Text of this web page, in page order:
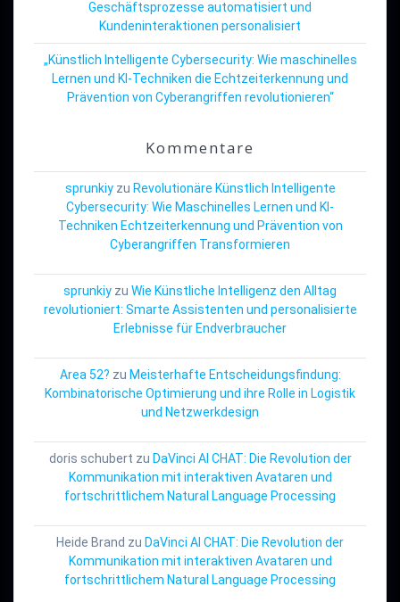
Geschäftsprozesse automatisiert und
Kundeninteraktionen personalisiert
„Künstlich Intelligente Cybersecurity: Wie maschinelles
Lernen und KI-Techniken die Echtzeiterkennung und
Prävention von Cyberangriffen revolutionieren“
Kommentare
sprunkiyzu Revolutionäre Künstlich Intelligente
Cybersecurity: Wie Maschinelles Lernen und KI-
Techniken Echtzeiterkennung und Prävention von
Cyberangriffen Transformieren
sprunkiy zu Wie Künstliche Intelligenz den Alltag
revolutioniert: Smarte Assistenten und personalisierte
Erlebnisse für Endverbraucher
Area 52? zu Meisterhafte Entscheidungsfindung:
Kombinatorische Optimierung und ihre Rolle in Logistik
und Netzwerkdesign
doris schubert zu DaVinci AI CHAT: Die Revolution der
Kommunikation mit interaktiven Avataren und
fortschrittlichem Natural Language Processing
Heide Brand zu DaVinci AI CHAT: Die Revolution der
Kommunikation mit interaktiven Avataren und
fortschrittlichem Natural Language Processing